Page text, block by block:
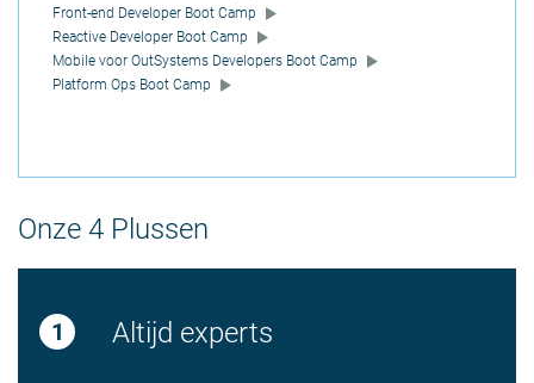
Front-end Developer Boot Camp
Reactive Developer Boot Camp
Mobile voor OutSystems Developers Boot Camp
Platform Ops Boot Camp
Onze 4 Plussen
Altijd experts